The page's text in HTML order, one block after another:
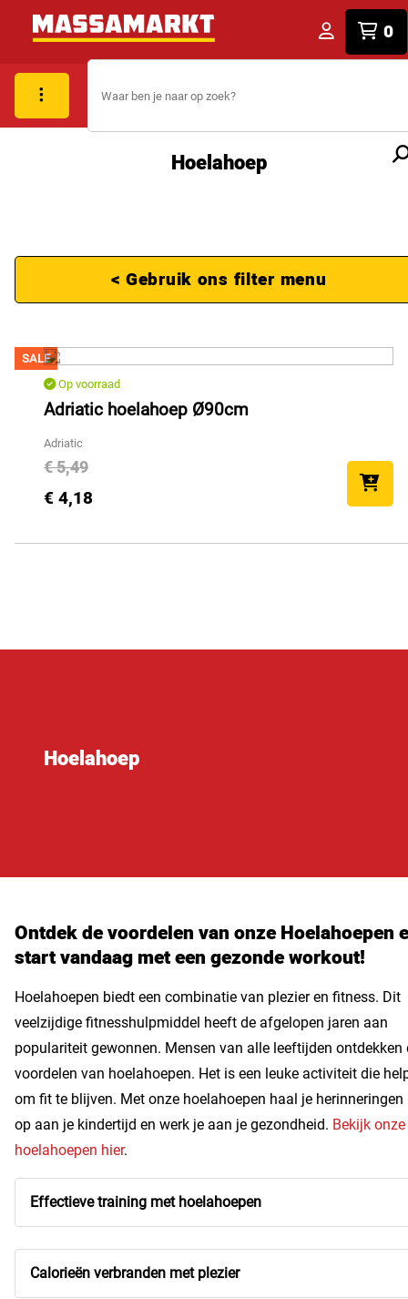
0
Hoelahoep
< Gebruik ons filter menu
SALE
Op voorraad
Adriatic hoelahoep Ø90cm
Adriatic
€ 5,49
€ 4,18
Hoelahoep
Ontdek de voordelen van onze Hoelahoepen
start vandaag met een gezonde workout!
Hoelahoepen biedt een combinatie van plezier en fitness. Dit
veelzijdige fitnesshulpmiddel heeft de afgelopen jaren aan
populariteit gewonnen. Mensen van alle leeftijden ontdekken
voordelen van hoelahoepen. Het is een leuke activiteit die
om fit te blijven. Met onze hoelahoepen haal je herinneringen
op aan je kindertijd en werk je aan je gezondheid. Bekijk onze
hoelahoepen hier.
Effectieve training met hoelahoepen
Calorieën verbranden met plezier